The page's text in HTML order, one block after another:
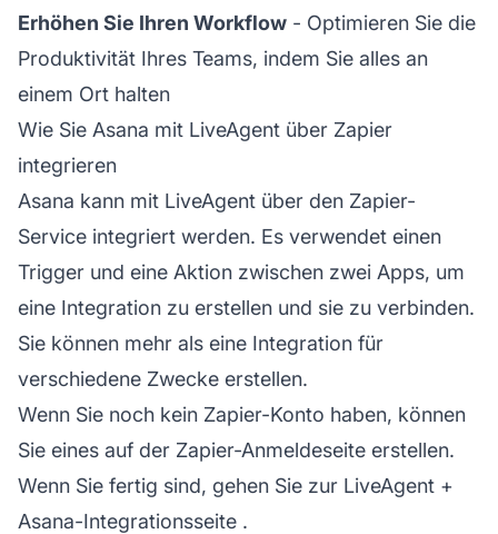
Erhöhen Sie Ihren Workflow - Optimieren Sie die
Produktivität Ihres Teams, indem Sie alles an
einem Ort halten
Wie Sie Asana mit LiveAgent über Zapier
integrieren
Asana kann mit LiveAgent über den Zapier-
Service integriert werden. Es verwendet einen
Trigger und eine Aktion zwischen zwei Apps, um
eine Integration zu erstellen und sie zu verbinden.
Sie können mehr als eine Integration für
verschiedene Zwecke erstellen.
Wenn Sie noch kein Zapier-Konto haben, können
Sie eines auf der Zapier-Anmeldeseite erstellen.
Wenn Sie fertig sind, gehen Sie zur LiveAgent +
Asana-Integrationsseite .